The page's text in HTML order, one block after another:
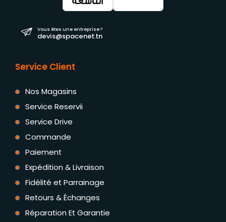
Vous êtes une entreprise ?
devis@spacenet.tn
Service Client
Nos Magasins
Service Reservii
Service Drive
Commande
Paiement
Expédition & Livraison
Fidélité et Parrainage
Retours & Échanges
Réparation Et Garantie